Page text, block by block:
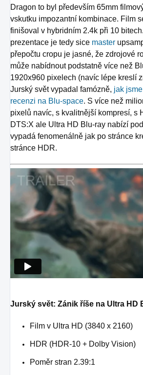
Dragon to byl především 65mm
vskutku impozantní kombinace. Film
finišoval v hybridním 2.4k při 10
prezentace je tedy sice master
přepočtu cropu je jasné, že zdrojové
může nabídnout podstatně více než
1920x960 pixelech (navíc lépe kreslí
Jurský svět vypadal famózně, jak
recenzi na Blu-space. S více než
pixelů navíc, s kvalitnější kompresí, s
DTS:X ale Ultra HD Blu-ray nabízí
vypadá fenomenálně jak po stránce
stránce HDR.
Jurský svět: Zánik říše na Ultra HD
Film v Ultra HD (3840 x 2160)
HDR (HDR-10 + Dolby Vision)
Poměr stran 2.39:1